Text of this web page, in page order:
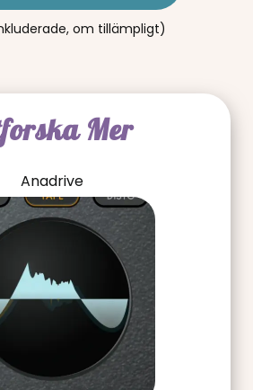
om tillämpligt)
Mer
Anadrive